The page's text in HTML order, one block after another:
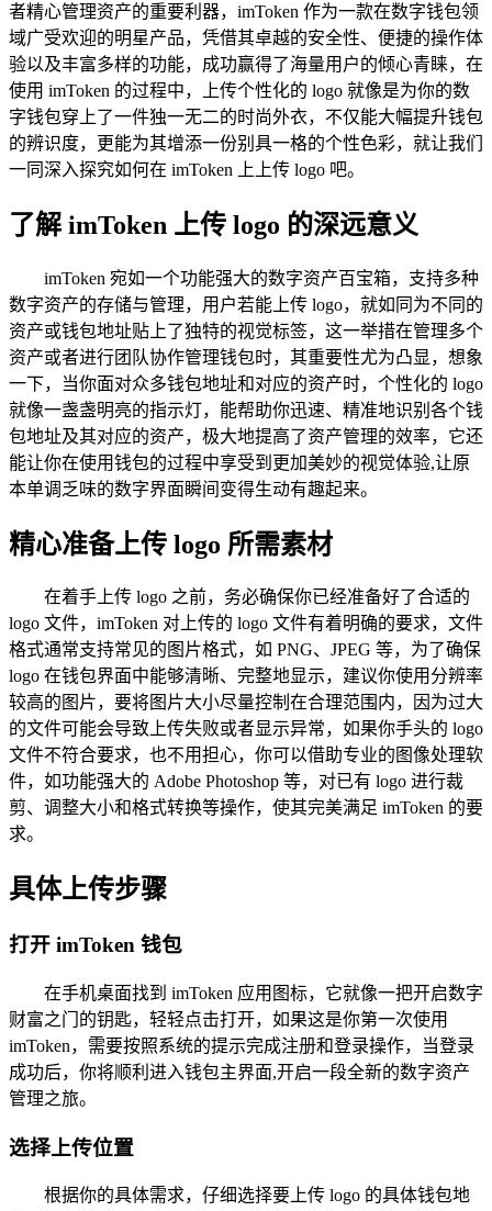
者精心管理资产的重要利器，imToken 作为一款在数字钱包领
域广受欢迎的明星产品，凭借其卓越的安全性、便捷的操作体
验以及丰富多样的功能，成功赢得了海量用户的倾心青睐，在
使用 imToken 的过程中，上传个性化的 logo 就像是为你的数
字钱包穿上了一件独一无二的时尚外衣，不仅能大幅提升钱包
的辨识度，更能为其增添一份别具一格的个性色彩，就让我们
一同深入探究如何在 imToken 上上传 logo 吧。
了解 imToken 上传 logo 的深远意义
imToken 宛如一个功能强大的数字资产百宝箱，支持多种
数字资产的存储与管理，用户若能上传 logo，就如同为不同的
资产或钱包地址贴上了独特的视觉标签，这一举措在管理多个
资产或者进行团队协作管理钱包时，其重要性尤为凸显，想象
一下，当你面对众多钱包地址和对应的资产时，个性化的 logo
就像一盏盏明亮的指示灯，能帮助你迅速、精准地识别各个钱
包地址及其对应的资产，极大地提高了资产管理的效率，它还
能让你在使用钱包的过程中享受到更加美妙的视觉体验,让原
本单调乏味的数字界面瞬间变得生动有趣起来。
精心准备上传 logo 所需素材
在着手上传 logo 之前，务必确保你已经准备好了合适的
logo 文件，imToken 对上传的 logo 文件有着明确的要求，文件
格式通常支持常见的图片格式，如 PNG、JPEG 等，为了确保
logo 在钱包界面中能够清晰、完整地显示，建议你使用分辨率
较高的图片，要将图片大小尽量控制在合理范围内，因为过大
的文件可能会导致上传失败或者显示异常，如果你手头的 logo
文件不符合要求，也不用担心，你可以借助专业的图像处理软
件，如功能强大的 Adobe Photoshop 等，对已有 logo 进行裁
剪、调整大小和格式转换等操作，使其完美满足 imToken 的要
求。
具体上传步骤
打开 imToken 钱包
在手机桌面找到 imToken 应用图标，它就像一把开启数字
财富之门的钥匙，轻轻点击打开，如果这是你第一次使用
imToken，需要按照系统的提示完成注册和登录操作，当登录
成功后，你将顺利进入钱包主界面,开启一段全新的数字资产
管理之旅。
选择上传位置
根据你的具体需求，仔细选择要上传 logo 的具体钱包地